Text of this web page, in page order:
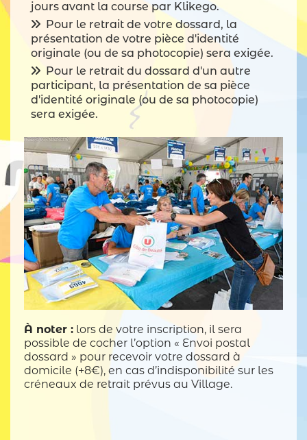
jours avant la course par Klikego.
Pour le retrait de votre dossard, la
présentation de votre pièce d'identité
originale (ou de sa photocopie) sera exigée.
Pour le retrait du dossard d'un autre
participant, la présentation de sa pièce
d'identité originale (ou de sa photocopie)
sera exigée.
À noter : lors de votre inscription, il sera
possible de cocher l’option « Envoi postal
dossard » pour recevoir votre dossard à
domicile (+8€), en cas d’indisponibilité sur les
créneaux de retrait prévus au Village.